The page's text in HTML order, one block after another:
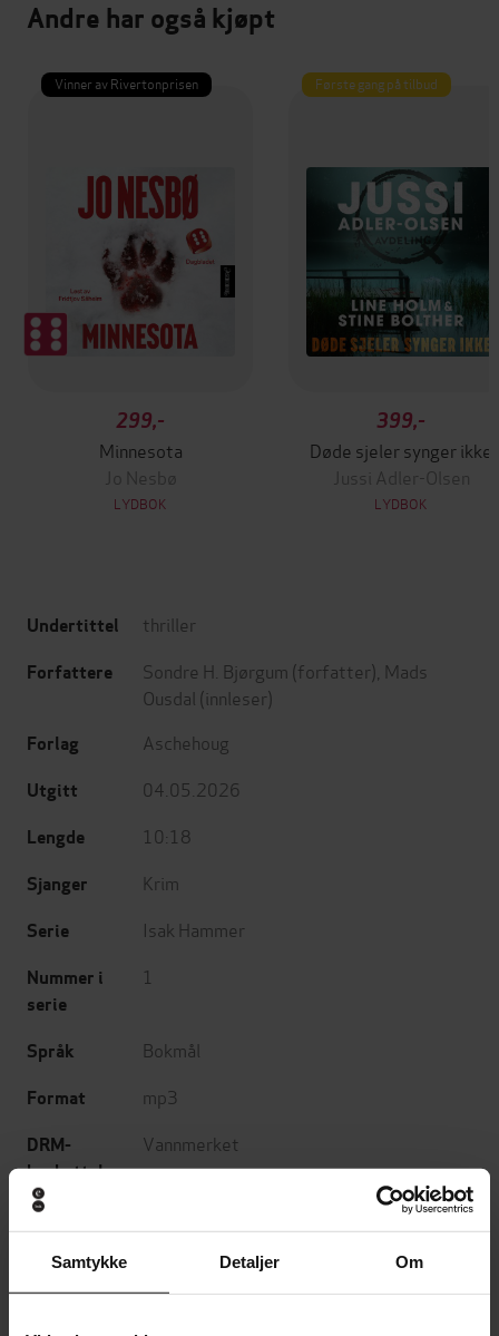
Samtykke Detaljer Om
Andre har også kjøpt
Vinner av Rivertonprisen
299,-
Minnesota
Jo Nesbø
LYDBOK
Første gang på tilbud
399,-
Døde sjeler synger ikke
Jussi Adler-Olsen
LYDBOK
Undertittel thriller
Forfattere Sondre H. Bjørgum (forfatter), Mads
Ousdal (innleser)
Forlag Aschehoug
Utgitt 04.05.2026
Lengde 10:18
Sjanger Krim
Serie Isak Hammer
Nummer i
serie
1
Språk Bokmål
Format mp3
DRM-
beskyttelse
Vannmerket
ISBN